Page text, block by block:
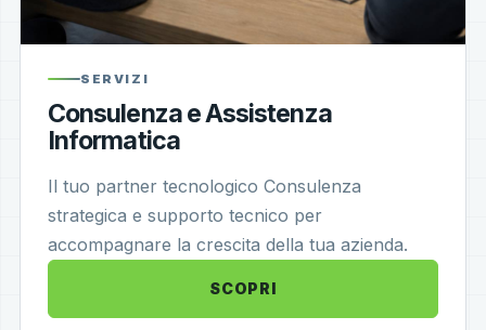
SERVIZI
Consulenza e Assistenza
Informatica
Il tuo partner tecnologico Consulenza
strategica e supporto tecnico per
accompagnare la crescita della tua azienda.
SCOPRI